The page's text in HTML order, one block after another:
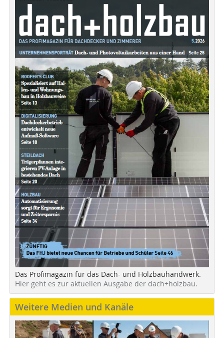
Das Profimagazin für das Dach- und Holzbauhandwerk.
Hier geht es zur aktuellen Ausgabe der dach+holzbau.
Weitere Medien und Kanäle